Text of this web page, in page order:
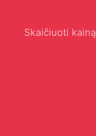
Skaičiuoti kainą